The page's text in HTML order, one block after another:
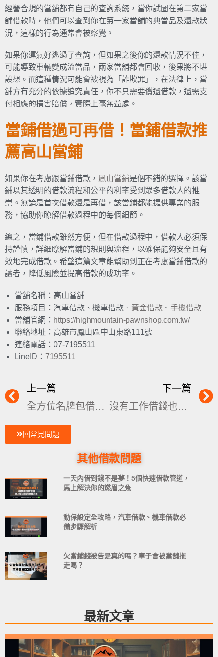
經營合規的當舖都有自己的查詢系統，當你試圖在第二家當
舖借款時，他們可以查到你在第一家當舖的典當品及還款狀
況，這樣的行為通常會被察覺。
如果你運氣好逃過了查詢，但如果之後你的還款情況不佳，
可能導致車輛變成流當品，兩家當舖都會回收，後果將不堪
設想。而這種情況可能會被視為「詐欺罪」，在法律上，當
舖方有充分的依據追究責任，你不只需要償還借款，還需支
付相應的損害賠償，實際上毫無益處。
當鋪借過可再借！當鋪借款推
薦高山當鋪
如果你在考慮跟當鋪借款， 鳳山當鋪是個不錯的選擇。該當
鋪以其透明的借款流程和公平的利率受到眾多借款人的推
崇。無論是首次借款還是再借，該當鋪都能提供專業的服
務，協助你瞭解借款過程中的每個細節。
總之，當鋪借款雖然方便，但在借款過程中，借款人必須保
持謹慎，詳細瞭解當鋪的規則與流程，以確保能夠安全且有
效地完成借款。希望這篇文章能幫助到正在考慮當鋪借款的
讀者，降低風險並提高借款的成功率。
當舖名稱：高山當舖
服務項目：汽車借款、機車借款、 黃金借款 、 手機借款
當舖官網： https://highmountain-pawnshop.com.tw/
聯絡地址：高雄市鳳山區中山東路111號
連絡電話：07-7195511
LineID： 7195511
上一篇
全方位名牌包借款指南，流程、條件與精品包估價技巧大公開
下一篇
沒有工作借錢也行？揭密6種無工作可申請的合法借款方式
回常見問題
其他借款問題
一天內借到錢不是夢！5個快速借款管道，
馬上解決你的燃眉之急
動保設定全攻略，汽車借款、機車借款必
備步驟解析
欠當鋪錢被告是真的嗎？車子會被當舖拖
走嗎？
最新文章